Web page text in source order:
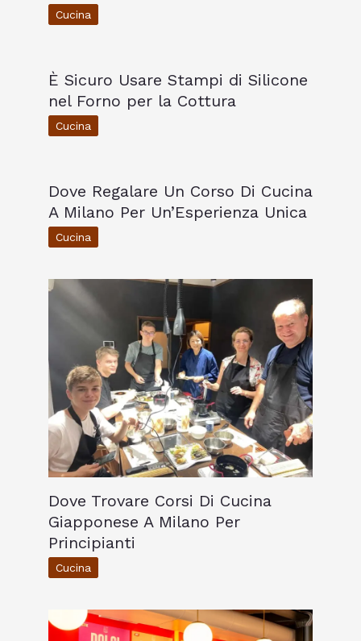
Cucina
È Sicuro Usare Stampi di Silicone
nel Forno per la Cottura
Cucina
Dove Regalare Un Corso Di Cucina
A Milano Per Un’Esperienza Unica
Cucina
Dove Trovare Corsi Di Cucina
Giapponese A Milano Per
Principianti
Cucina